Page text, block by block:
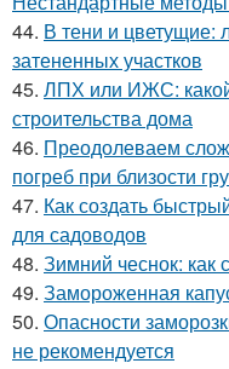
44. В тени и цветущие:
затененных участков
45. ЛПХ или ИЖС: какой
строительства дома
46. Преодолеваем
погреб при близости
47. Как создать
для садоводов
48. Зимний чеснок: как
49. Замороженная
50. Опасности
не рекомендуется